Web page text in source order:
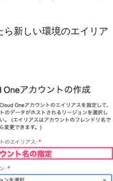
新しい環境のエイリア
。